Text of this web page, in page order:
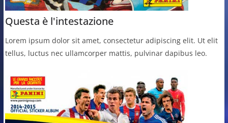
Questa è l'intestazione
Lorem ipsum dolor sit amet, consectetur adipiscing elit. Ut elit
tellus, luctus nec ullamcorper mattis, pulvinar dapibus leo.